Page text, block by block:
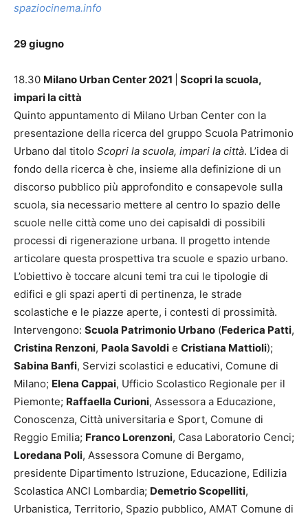
spaziocinema.info
29 giugno
18.30 Milano Urban Center 2021
Scopri la scuola,
impari la città
Quinto appuntamento di Milano Urban Center con la
presentazione della ricerca del gruppo Scuola Patrimonio
Urbano dal titolo Scopri la scuola, impari la città. L’idea di
fondo della ricerca è che, insieme alla definizione di un
discorso pubblico più approfondito e consapevole sulla
scuola, sia necessario mettere al centro lo spazio delle
scuole nelle città come uno dei capisaldi di possibili
processi di rigenerazione urbana. Il progetto intende
articolare questa prospettiva tra scuole e spazio urbano.
L’obiettivo è toccare alcuni temi tra cui le tipologie di
edifici e gli spazi aperti di pertinenza, le strade
scolastiche e le piazze aperte, i contesti di prossimità.
Intervengono: Scuola Patrimonio Urbano (Federica Patti,
Cristina Renzoni, Paola Savoldi e Cristiana Mattioli);
Sabina Banfi, Servizi scolastici e educativi, Comune di
Milano; Elena Cappai, Ufficio Scolastico Regionale per il
Piemonte; Raffaella Curioni, Assessora a Educazione,
Conoscenza, Città universitaria e Sport, Comune di
Reggio Emilia; Franco Lorenzoni, Casa Laboratorio Cenci;
Loredana Poli, Assessora Comune di Bergamo,
presidente Dipartimento Istruzione, Educazione, Edilizia
Scolastica ANCI Lombardia; Demetrio Scopelliti,
Urbanistica, Territorio, Spazio pubblico, AMAT Comune di